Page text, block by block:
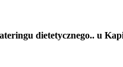
dietetycznego.. u